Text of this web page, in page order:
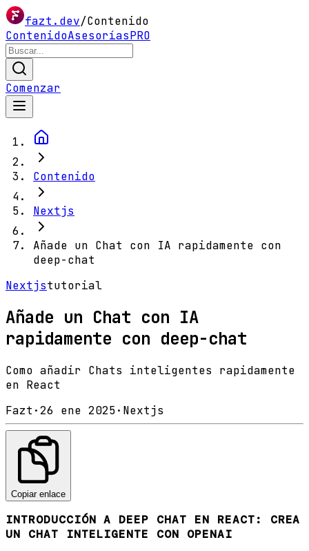
fazt.dev/Contenido
ContenidoAsesoríasPRO
Comenzar
Contenido
Nextjs
Añade un Chat con IA rapidamente con
deep-chat
Nextjstutorial
Añade un Chat con IA
rapidamente con deep-chat
Como añadir Chats inteligentes rapidamente
en React
Fazt ·26 ene 2025· Nextjs
Copiar enlace
INTRODUCCIÓN A DEEP CHAT EN REACT: CREA
UN CHAT INTELIGENTE CON OPENAI